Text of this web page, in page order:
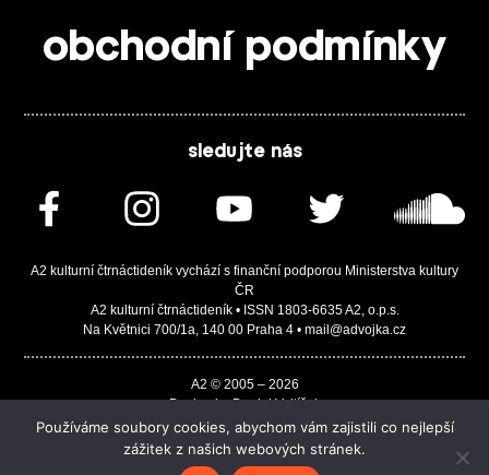
obchodní podmínky
sledujte nás
A2 kulturní čtrnáctideník vychází s finanční podporou Ministerstva kultury
ČR
A2 kulturní čtrnáctideník • ISSN 1803-6635 A2, o.p.s.
Na Květnici 700/1a, 140 00 Praha 4 • mail@advojka.cz
A2 © 2005 – 2026
Design by Daniel Vojtíšek
Built by JASA-IT & ChSoft
Používáme soubory cookies, abychom vám zajistili co nejlepší
zážitek z našich webových stránek.